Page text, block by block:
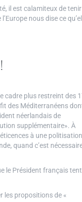
il est calamiteux de tenir
nous dise ce
cadre plus restreint des
des Méditerranéens
néerlandais de
supplémentaire». À
à une politisation
quand c’est
le Président français
les propositions de «